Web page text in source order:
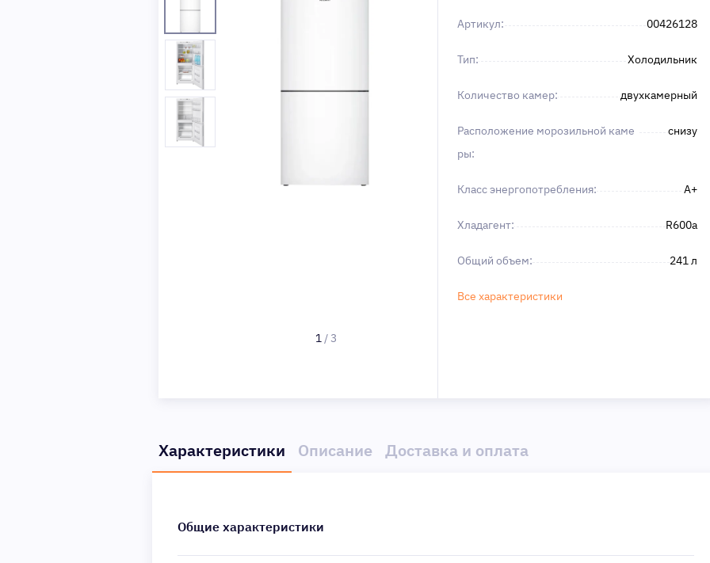
1 / 3
Артикул: 00426128
Тип: Холодильник
Количество камер: двухкамерный
Расположение морозильной каме
ры:
снизу
Класс энергопотребления: A+
Хладагент: R600a
Общий объем: 241 л
Все характеристики
Характеристики Описание Доставка и оплата
Общие характеристики